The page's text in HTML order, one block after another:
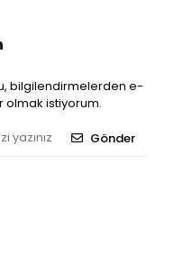
bilgilendirmelerden e-
istiyorum.
Gönder